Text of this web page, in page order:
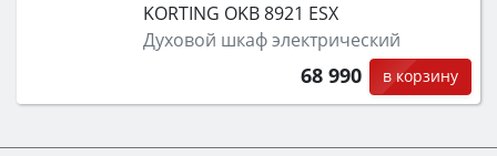
KORTING OKB 8921 ESX
Духовой шкаф электрический
68 990 в корзину